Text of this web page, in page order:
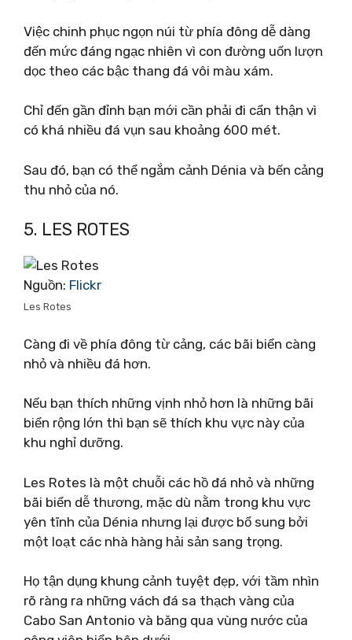
Việc chinh phục ngọn núi từ phía đông dễ dàng
đến mức đáng ngạc nhiên vì con đường uốn lượn
dọc theo các bậc thang đá vôi màu xám.
Chỉ đến gần đỉnh bạn mới cần phải đi cẩn thận vì
có khá nhiều đá vụn sau khoảng 600 mét.
Sau đó, bạn có thể ngắm cảnh Dénia và bến cảng
thu nhỏ của nó.
5. LES ROTES
Nguồn: Flickr
Les Rotes
Càng đi về phía đông từ cảng, các bãi biển càng
nhỏ và nhiều đá hơn.
Nếu bạn thích những vịnh nhỏ hơn là những bãi
biển rộng lớn thì bạn sẽ thích khu vực này của
khu nghỉ dưỡng.
Les Rotes là một chuỗi các hồ đá nhỏ và những
bãi biển dễ thương, mặc dù nằm trong khu vực
yên tĩnh của Dénia nhưng lại được bổ sung bởi
một loạt các nhà hàng hải sản sang trọng.
Họ tận dụng khung cảnh tuyệt đẹp, với tầm nhìn
rõ ràng ra những vách đá sa thạch vàng của
Cabo San Antonio và băng qua vùng nước của